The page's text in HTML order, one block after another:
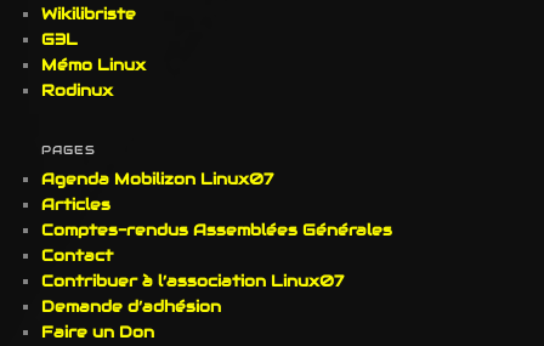
Wikilibriste
G3L
Mémo Linux
Rodinux
PAGES
Agenda Mobilizon Linux07
Articles
Comptes-rendus Assemblées Générales
Contact
Contribuer à l’association Linux07
Demande d’adhésion
Faire un Don